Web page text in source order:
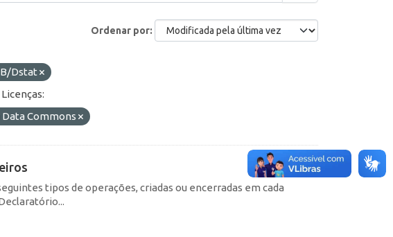
Ordenar por
Dstat
Licenças:
Data Commons
tipos de operações, criadas ou encerradas em cada